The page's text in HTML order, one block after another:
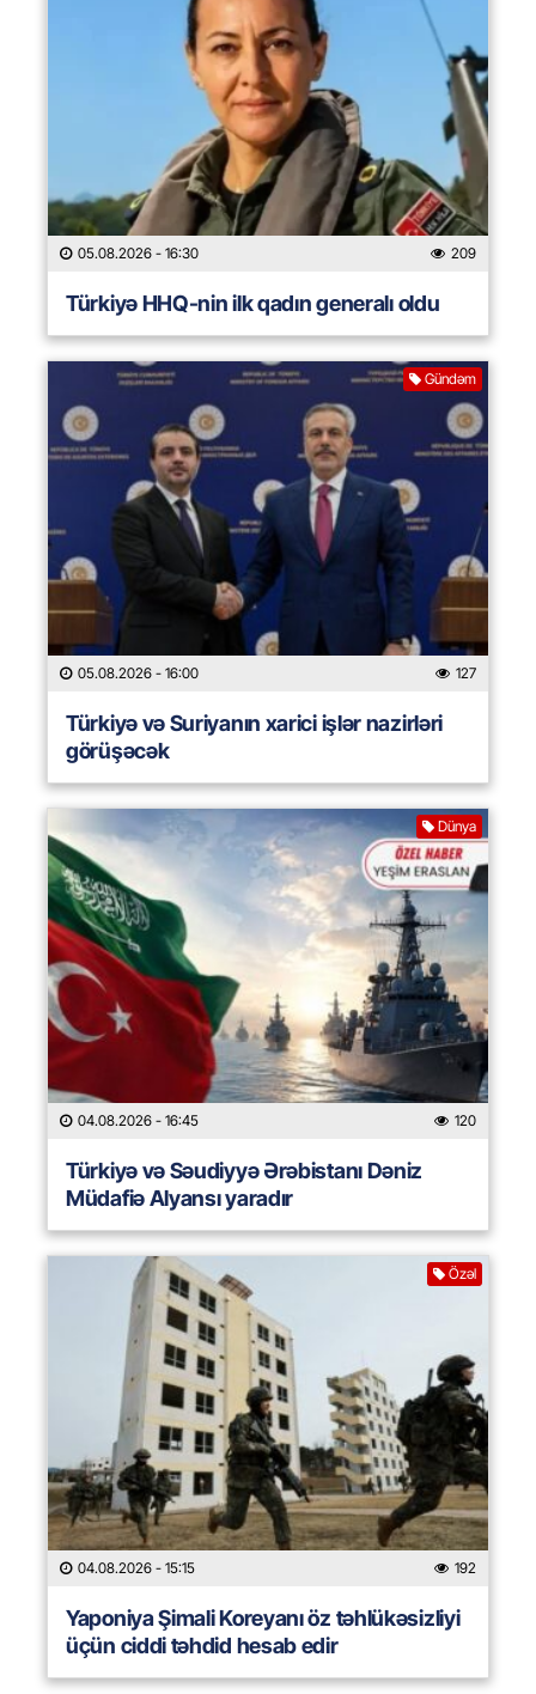
05.08.2026 - 16:30 209
Türkiyə HHQ-nin ilk qadın generalı oldu
Gündəm
05.08.2026 - 16:00 127
Türkiyə və Suriyanın xarici işlər nazirləri
görüşəcək
Dünya
04.08.2026 - 16:45 120
Türkiyə və Səudiyyə Ərəbistanı Dəniz
Müdafiə Alyansı yaradır
Özəl
04.08.2026 - 15:15 192
Yaponiya Şimali Koreyanı öz təhlükəsizliyi
üçün ciddi təhdid hesab edir